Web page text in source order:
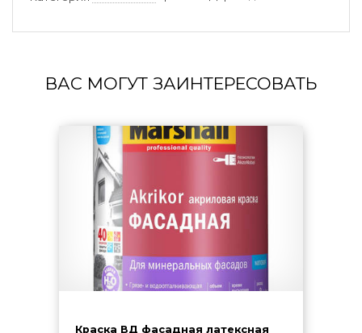
ВАС МОГУТ ЗАИНТЕРЕСОВАТЬ
Краска ВД фасадная латексная